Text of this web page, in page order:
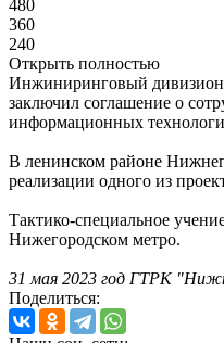
480
360
240
Открыть полностью
Инжиниринговый дивизион
заключил соглашение о
информационных
В ленинском районе
реализации одного из
Тактико-специальное
Нижегородском метро.
31 мая 2023 год ГТРК
Поделиться: